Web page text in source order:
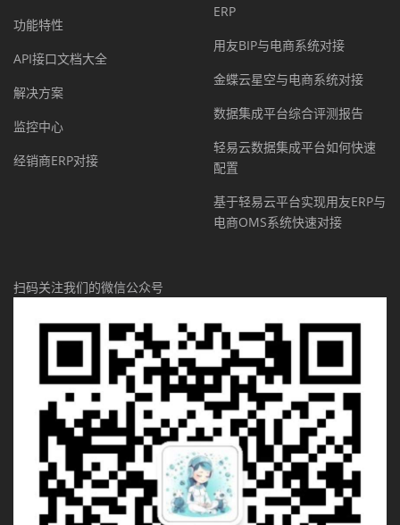
功能特性
API接口文档大全
解决方案
监控中心
经销商ERP对接
ERP
用友BIP与电商系统对接
金蝶云星空与电商系统对接
数据集成平台综合评测报告
轻易云数据集成平台如何快速
配置
基于轻易云平台实现用友ERP与
电商OMS系统快速对接
扫码关注我们的微信公众号